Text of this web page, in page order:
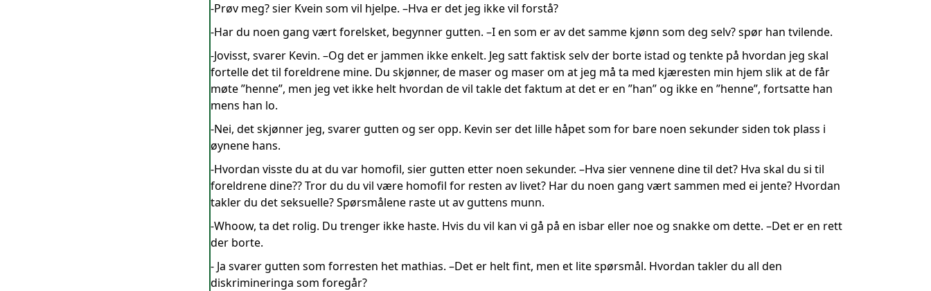
-Prøv meg? sier Kvein som vil hjelpe. –Hva er det jeg ikke vil forstå?
-Har du noen gang vært forelsket, begynner gutten. –I en som er av det samme kjønn som deg selv? spør han tvilende.
-Jovisst, svarer Kevin. –Og det er jammen ikke enkelt. Jeg satt faktisk selv der borte istad og tenkte på hvordan jeg skal
fortelle det til foreldrene mine. Du skjønner, de maser og maser om at jeg må ta med kjæresten min hjem slik at de får
møte ”henne”, men jeg vet ikke helt hvordan de vil takle det faktum at det er en ”han” og ikke en ”henne”, fortsatte han
mens han lo.
-Nei, det skjønner jeg, svarer gutten og ser opp. Kevin ser det lille håpet som for bare noen sekunder siden tok plass i
øynene hans.
-Hvordan visste du at du var homofil, sier gutten etter noen sekunder. –Hva sier vennene dine til det? Hva skal du si til
foreldrene dine?? Tror du du vil være homofil for resten av livet? Har du noen gang vært sammen med ei jente? Hvordan
takler du det seksuelle? Spørsmålene raste ut av guttens munn.
-Whoow, ta det rolig. Du trenger ikke haste. Hvis du vil kan vi gå på en isbar eller noe og snakke om dette. –Det er en rett
der borte.
- Ja svarer gutten som forresten het mathias. –Det er helt fint, men et lite spørsmål. Hvordan takler du all den
diskrimineringa som foregår?